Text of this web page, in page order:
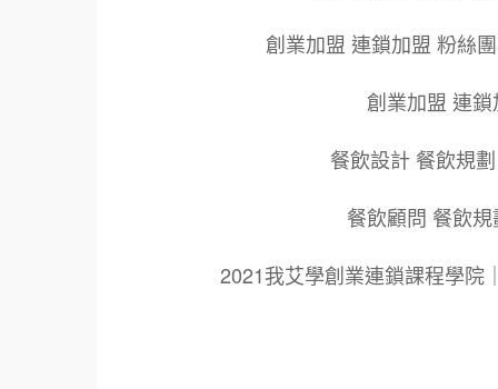
創業加盟 連鎖加盟 粉絲
創業加盟 連
餐飲設計 餐飲規
餐飲顧問 餐飲
2021我艾學創業連鎖課程學院